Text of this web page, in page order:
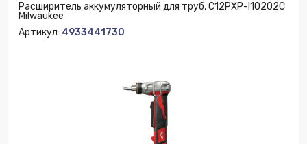
Расширитель аккумуляторный для труб, C12PXP-I10202C
Milwaukee
Артикул: 4933441730